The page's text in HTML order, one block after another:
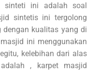
sinteti ini adalah soal
sintetis ini tergolong
dengan kualitas yang di
ini menggunakan
kelebihan dari alas
, karpet masjid